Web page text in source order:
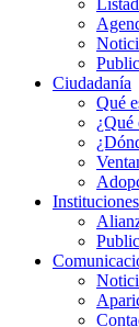
Ciudadanía
Qué
¿Qué